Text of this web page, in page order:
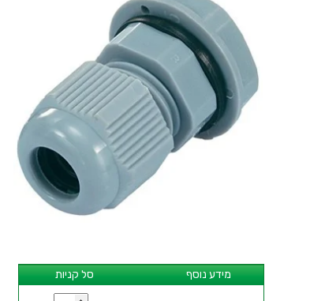
סל קניות מידע נוסף